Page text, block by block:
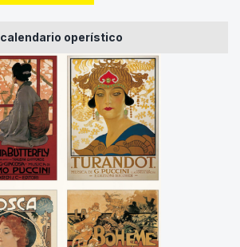
calendario operístico